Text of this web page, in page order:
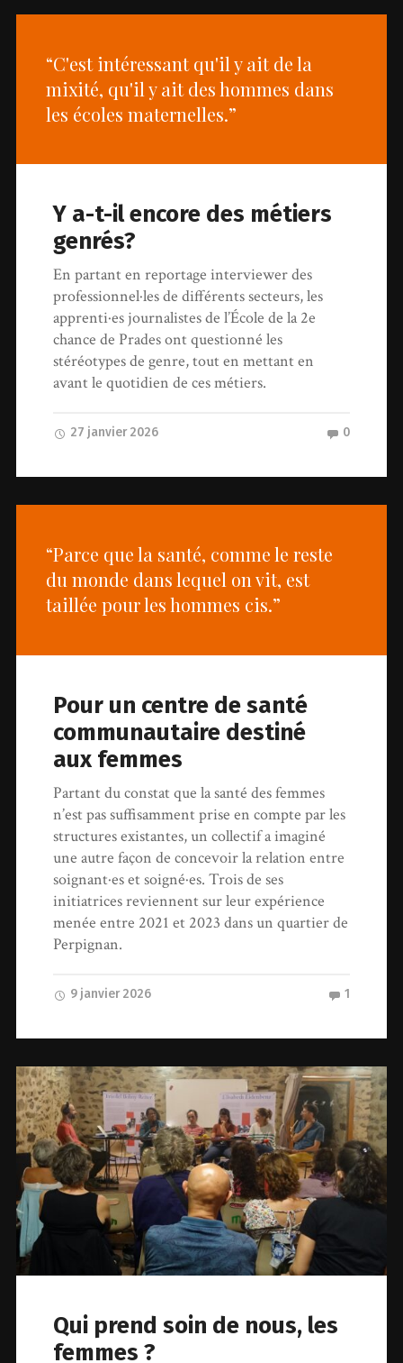
“C'est intéressant qu'il y ait de la
mixité, qu'il y ait des hommes dans
les écoles maternelles.”
Y a-t-il encore des métiers
genrés?
En partant en reportage interviewer des
professionnel·les de différents secteurs, les
apprenti·es journalistes de l’École de la 2e
chance de Prades ont questionné les
stéréotypes de genre, tout en mettant en
avant le quotidien de ces métiers.
27 janvier 2026 0
“Parce que la santé, comme le reste
du monde dans lequel on vit, est
taillée pour les hommes cis.”
Pour un centre de santé
communautaire destiné
aux femmes
Partant du constat que la santé des femmes
n’est pas suffisamment prise en compte par les
structures existantes, un collectif a imaginé
une autre façon de concevoir la relation entre
soignant·es et soigné·es. Trois de ses
initiatrices reviennent sur leur expérience
menée entre 2021 et 2023 dans un quartier de
Perpignan.
9 janvier 2026 1
Qui prend soin de nous, les
femmes ?